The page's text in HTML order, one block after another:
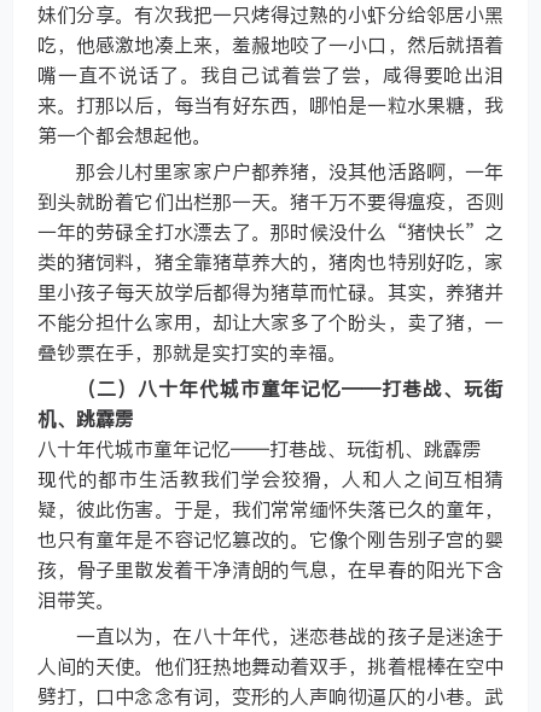
妹们分享。有次我把一只烤得过熟的小虾分给邻居小黑
吃，他感激地凑上来，羞赧地咬了一小口，然后就捂着
嘴一直不说话了。我自己试着尝了尝，咸得要呛出泪
来。打那以后，每当有好东西，哪怕是一粒水果糖，我
第一个都会想起他。
那会儿村里家家户户都养猪，没其他活路啊，一年
到头就盼着它们出栏那一天。猪千万不要得瘟疫，否则
一年的劳碌全打水漂去了。那时候没什么“猪快长”之
类的猪饲料，猪全靠猪草养大的，猪肉也特别好吃，家
里小孩子每天放学后都得为猪草而忙碌。其实，养猪并
不能分担什么家用，却让大家多了个盼头，卖了猪，一
叠钞票在手，那就是实打实的幸福。
（二）八十年代城市童年记忆——打巷战、玩街
机、跳霹雳
八十年代城市童年记忆——打巷战、玩街机、跳霹雳
现代的都市生活教我们学会狡猾，人和人之间互相猜
疑，彼此伤害。于是，我们常常缅怀失落已久的童年，
也只有童年是不容记忆篡改的。它像个刚告别子宫的婴
孩，骨子里散发着干净清朗的气息，在早春的阳光下含
泪带笑。
一直以为，在八十年代，迷恋巷战的孩子是迷途于
人间的天使。他们狂热地舞动着双手，挑着棍棒在空中
劈打，口中念念有词，变形的人声响彻逼仄的小巷。武